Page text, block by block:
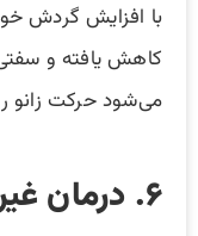
با افزایش گردش
کاهش یافته و
می‌شود حرکت زانو
۶. درمان غیرتهاجمی و بدون دارو